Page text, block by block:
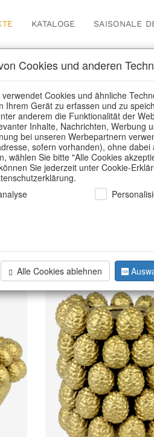
KATALOGE SAISONALE
für Händler/Home & Interieur
Cookies und anderen
Cookies und ähnliche
Ihrem Gerät zu erfassen und zu
anderem die Funktionalität der
Inhalte, Nachrichten, Werbung
bei unseren Werbepartnern
sofern vorhanden), ohne
wählen Sie bitte "Alle Cookies
Sie jederzeit unter Cookie-
Alle Cookies ablehnen